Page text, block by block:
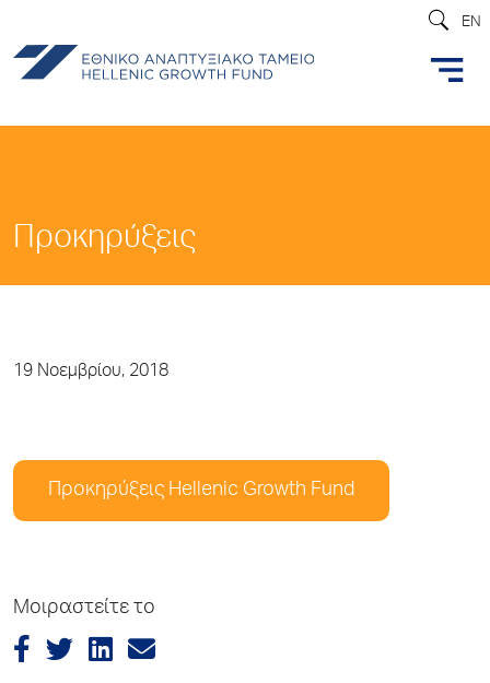
EN
Προκηρύξεις
19 Νοεμβρίου, 2018
Προκηρύξεις Hellenic Growth Fund
Μοιραστείτε το